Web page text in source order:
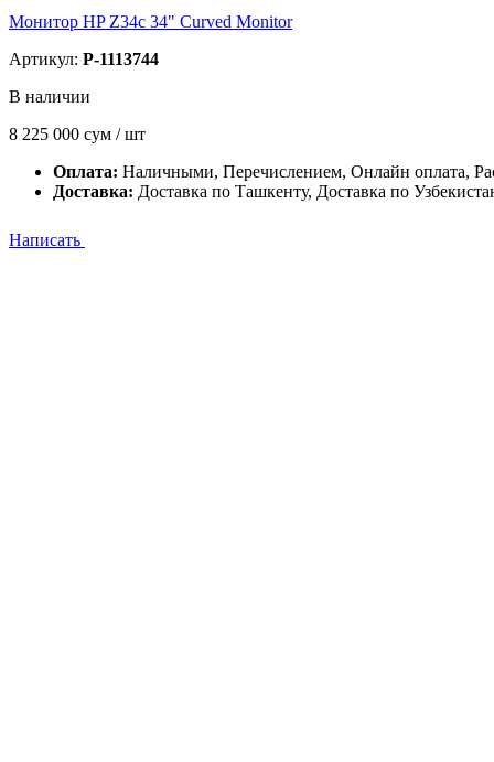
Монитор HP Z34c 34" Curved Monitor
Артикул: P-1113744
В наличии
8 225 000 сум / шт
Оплата: Наличными, Перечислением, Онлайн оплата,
Доставка: Доставка по Ташкенту, Доставка по
Написать